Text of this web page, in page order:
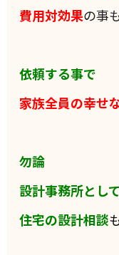
費用対効果の事
依頼する事で
家族全員の幸せ
勿論
設計事務所として
住宅の設計相談